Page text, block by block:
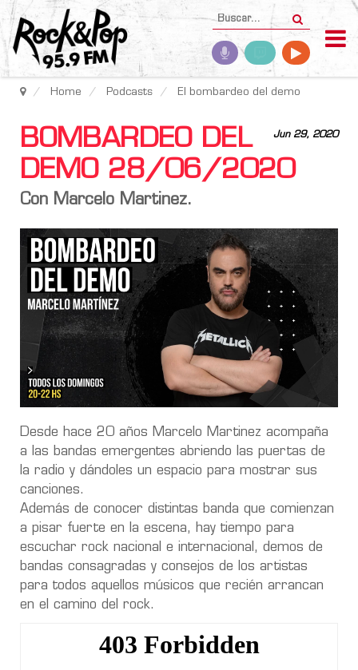
Home Podcasts El bombardeo del demo
Jun 29, 2020
BOMBARDEO DEL
DEMO 28/06/2020
Con Marcelo Martinez.
Desde hace 20 años Marcelo Martinez acompaña
a las bandas emergentes abriendo las puertas de
la radio y dándoles un espacio para mostrar sus
canciones.
Además de conocer distintas banda que comienzan
a pisar fuerte en la escena, hay tiempo para
escuchar rock nacional e internacional, demos de
bandas consagradas y consejos de los artistas
para todos aquellos músicos que recién arrancan
en el camino del rock.